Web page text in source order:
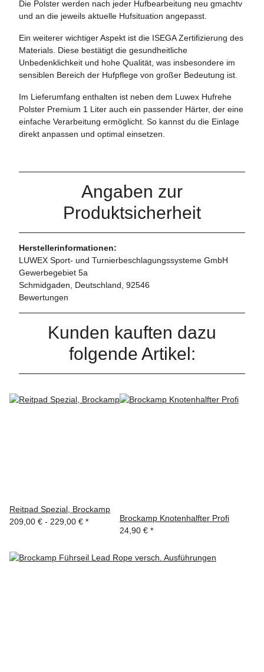
Die Polster werden nach jeder Hufbearbeitung neu gmachtv
und an die jeweils aktuelle Hufsituation angepasst.
Ein weiterer wichtiger Aspekt ist die ISEGA Zertifizierung des
Materials. Diese bestätigt die gesundheitliche
Unbedenklichkeit und hohe Qualität, was insbesondere im
sensiblen Bereich der Hufpflege von großer Bedeutung ist.
Im Lieferumfang enthalten ist neben dem Luwex Hufrehe
Polster Premium 1 Liter auch ein passender Härter, der eine
einfache Verarbeitung ermöglicht. So kannst du die Einlage
direkt anpassen und optimal einsetzen.
Angaben zur
Produktsicherheit
Herstellerinformationen:
LUWEX Sport- und Turnierbeschlagungssysteme GmbH
Gewerbegebiet 5a
Schmidgaden, Deutschland, 92546
Bewertungen
Kunden kauften dazu
folgende Artikel:
Reitpad Spezial, Brockamp
209,00 € - 229,00 € *
Brockamp Knotenhalfter Profi
24,90 € *